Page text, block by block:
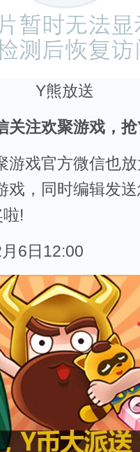
Y熊放送
注欢聚游戏，
戏官方微信也
戏，同时编辑发
!
6日12:00